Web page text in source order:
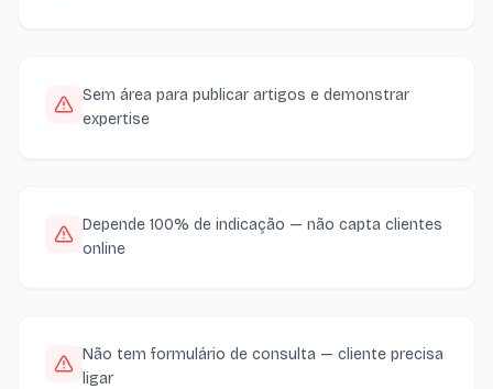
Sem área para publicar artigos e demonstrar
expertise
Depende 100% de indicação — não capta clientes
online
Não tem formulário de consulta — cliente precisa
ligar